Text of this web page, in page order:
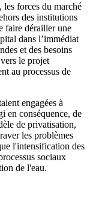
forces du marché
des institutions
faire dérailler une
dans l’immédiat
et des besoins
le projet
au processus de
engagées à
en conséquence, de
de privatisation,
les problèmes
l'intensification des
sociaux
de l'eau.